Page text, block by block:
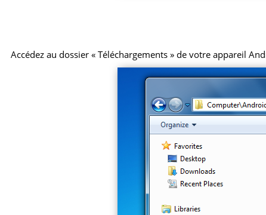
Accédez au dossier « Téléchargements » de votre appareil